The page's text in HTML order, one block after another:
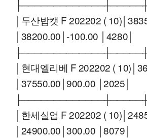
│두산밥캣 F 202202 (
│38200.00│-100.00 │4280│
│현대엘리베 F 202202 (
│37550.00│900.00 │2025│
│한세실업 F 202202 (
│24900.00│300.00 │8079│